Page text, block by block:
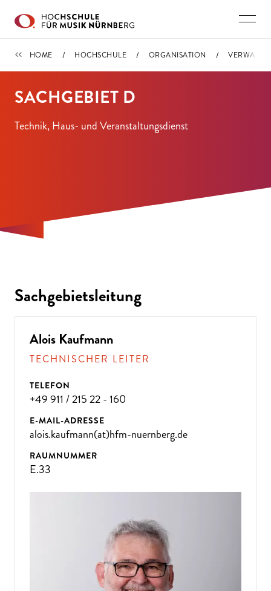
VERWALTUNG
HOME HOCHSCHULE ORGANISATION
SACHGEBIET D
Technik, Haus- und Veranstaltungsdienst
Sachgebietsleitung
Alois Kaufmann
TECHNISCHER LEITER
TELEFON
+49 911 / 215 22 - 160
E-MAIL-ADRESSE
alois.kaufmann(at)hfm-nuernberg.de
RAUMNUMMER
E.33